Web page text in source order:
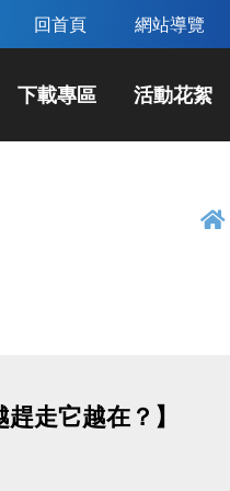
回首頁 網站導覽
下載專區 活動花絮
走它越在？】